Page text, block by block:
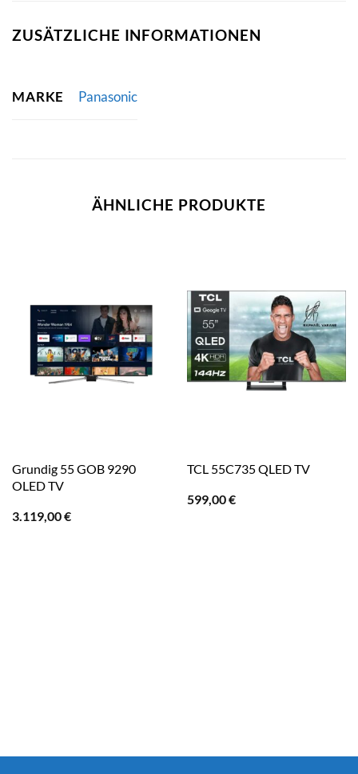
ZUSÄTZLICHE INFORMATIONEN
MARKE Panasonic
ÄHNLICHE PRODUKTE
Grundig 55 GOB 9290
OLED TV
3.119,00€
TCL 55C735 QLED TV
599,00€